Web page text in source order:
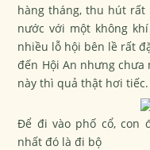
hàng tháng, thu hút
nước với một không
nhiều lỗ hội bên lề rất
đến Hội An nhưng
này thì quả thật hơi tiếc.
Để đi vào phố cổ, con
nhất đó là đi bộ